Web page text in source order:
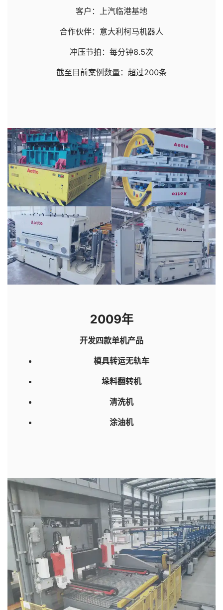
客户：上汽临港基地
合作伙伴：意大利柯马机器人
冲压节拍：每分钟8.5次
截至目前案例数量：超过200条
2009年
开发四款单机产品
模具转运无轨车
垛料翻转机
清洗机
涂油机